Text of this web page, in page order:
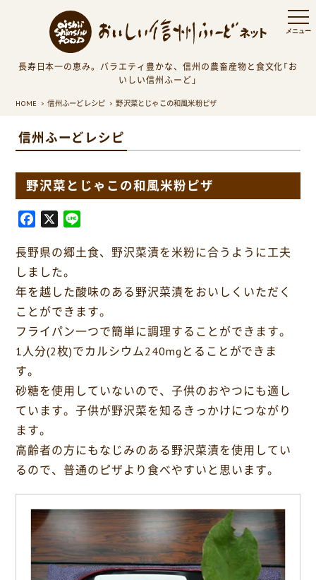
長寿日本一の恵み。バラエティ豊かな、信州の農畜産物と食文化「お
いしい信州ふーど」
HOME 信州ふーどレシピ 野沢菜とじゃこの和風米粉ピザ
信州ふーどレシピ
野沢菜とじゃこの和風米粉ピザ
c
e
b
o
k
X
n
長野県の郷土食、野沢菜漬を米粉に合うように工夫
しました。
年を越した酸味のある野沢菜漬をおいしくいただく
ことができます。
フライパン一つで簡単に調理することができます。
1人分(2枚)でカルシウム240mgとることができま
す。
砂糖を使用していないので、子供のおやつにも適し
ています。子供が野沢菜を知るきっかけにつながり
ます。
高齢者の方にもなじみのある野沢菜漬を使用してい
るので、普通のピザより食べやすいと思います。